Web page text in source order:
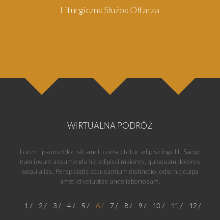
Liturgiczna Służba Ołtarza
WIRTUALNA PODRÓŻ
Lorem ipsum dolor sit amet, consectetur adipisicing elit. Saepe
nam ipsum assumenda hic adipisci maiores, quisquam dolores
sequi alias. Perspiciatis accusantium distinctio, odio hic culpa
amet id voluptas unde laboriosam.
1 2 3 4 5 6 7 8 9 10 11 12